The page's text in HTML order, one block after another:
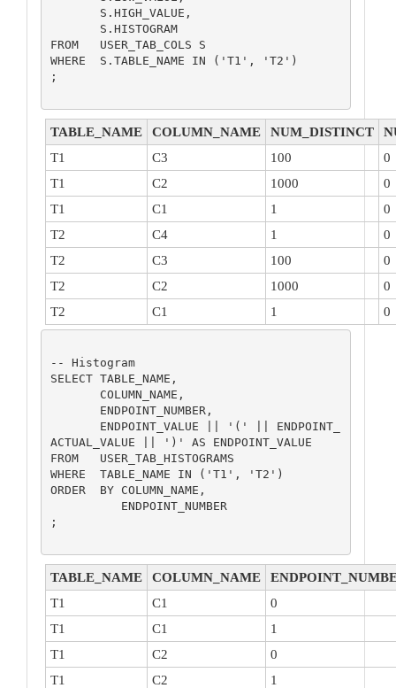
FROM   USER_TAB_COLS S
WHERE  S.TABLE_NAME IN ('T1', 'T2')
;
TABLE_NAME COLUMN_NAME NUM_DISTINCT
T1
C3 100
0
T1
C2 1000
0
T1
C1 1
0
T2
C4 1
0
T2
C3 100
0
T2
C2 1000
0
T2
C1 1 0
-- Histogram
SELECT TABLE_NAME,
ACTUAL_VALUE || ')' AS ENDPOINT_VALUE
FROM   USER_TAB_HISTOGRAMS
WHERE  TABLE_NAME IN ('T1', 'T2')
ORDER  BY COLUMN_NAME,
;
TABLE_NAME COLUMN_NAME
T1
C1
0
T1
C1
1
T1
C2
0
T1
C2
1